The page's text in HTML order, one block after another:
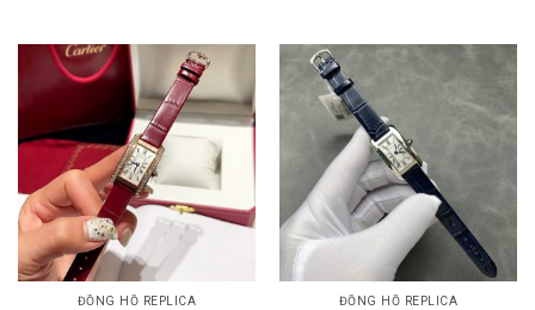
ĐỒNG HỒ REPLICA ĐỒNG HỒ REPLICA